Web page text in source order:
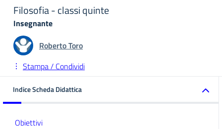
Filosofia - classi quinte
Insegnante
Roberto Toro
Stampa / Condividi
Indice Scheda Didattica
Obiettivi